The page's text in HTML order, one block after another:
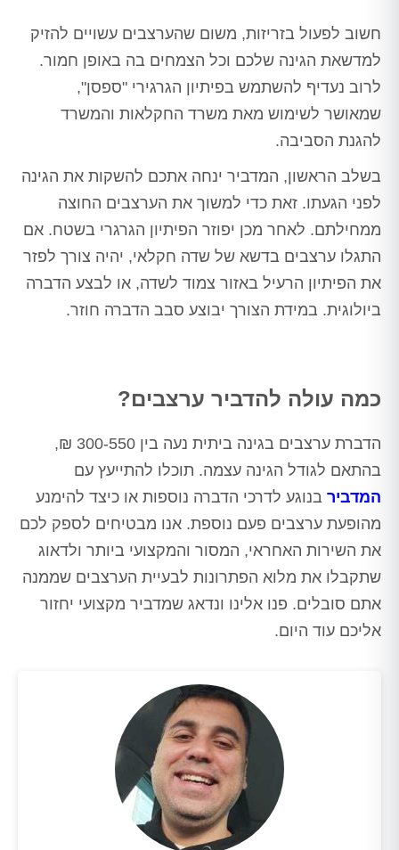
חשוב לפעול בזריזות, משום שהערצבים עשויים להזיק
למדשאת הגינה שלכם וכל הצמחים בה באופן חמור.
לרוב נעדיף להשתמש בפיתיון הגרגירי "ספסן",
שמאושר לשימוש מאת משרד החקלאות והמשרד
להגנת הסביבה.
בשלב הראשון, המדביר ינחה אתכם להשקות את הגינה
לפני הגעתו. זאת כדי למשוך את הערצבים החוצה
ממחילתם. לאחר מכן יפוזר הפיתיון הגרגרי בשטח. אם
התגלו ערצבים בדשא של שדה חקלאי, יהיה צורך לפזר
את הפיתיון הרעיל באזור צמוד לשדה, או לבצע הדברה
ביולוגית. במידת הצורך יבוצע סבב הדברה חוזר.
כמה עולה להדביר ערצבים?
הדברת ערצבים בגינה ביתית נעה בין 300-550 ₪,
בהתאם לגודל הגינה עצמה. תוכלו להתייעץ עם
המדביר בנוגע לדרכי הדברה נוספות או כיצד להימנע
מהופעת ערצבים פעם נוספת. אנו מבטיחים לספק לכם
את השירות האחראי, המסור והמקצועי ביותר ולדאוג
שתקבלו את מלוא הפתרונות לבעיית הערצבים שממנה
אתם סובלים. פנו אלינו ונדאג שמדביר מקצועי יחזור
אליכם עוד היום.